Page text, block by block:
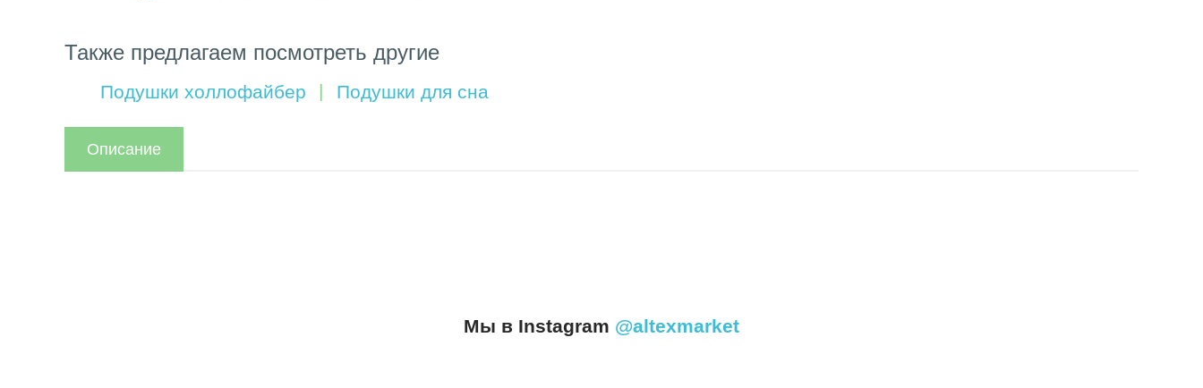
Также предлагаем посмотреть другие
Подушки холлофайбер Подушки для сна
Описание
Мы в Instagram @altexmarket